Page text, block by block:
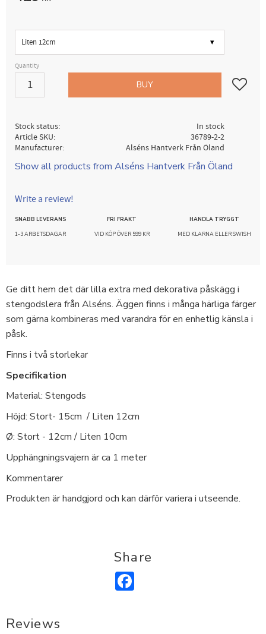
Size
Quantity
BUY Add to
Stock status
In stock
Article SKU
36789-2-2
Manufacturer
Alséns Hantverk Från Öland
Show all products from Alséns Hantverk Från Öland
Write a review!
SNABB LEVERANS
1-3 ARBETSDAGAR
FRI FRAKT
VID KÖP ÖVER 599 KR
HANDLA TRYGGT
MED KLARNA ELLER SWISH
Ge ditt hem det där lilla extra med dekorativa påskägg i
stengodslera från Alséns. Äggen finns i många härliga färger
som gärna kombineras med varandra för en enhetlig känsla i
påsk.
Finns i två storlekar
Specifikation
Material: Stengods
Höjd: Stort- 15cm / Liten 12cm
Ø: Stort - 12cm / Liten 10cm
Upphängningsvajern är ca 1 meter
Kommentarer
Produkten är handgjord och kan därför variera i utseende.
Share
Reviews